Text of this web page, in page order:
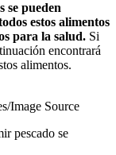
se pueden
estos alimentos
para la salud. Si
encontrará
alimentos.
Image Source
pescado se